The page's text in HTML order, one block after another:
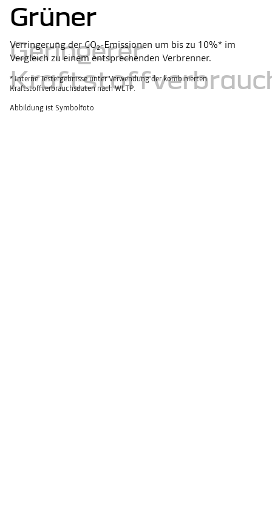
Grüner
Verringerung der CO₂-Emissionen um bis zu 10­%* im
Vergleich zu einem entsprechenden Verbrenner.
* Interne Testergebnisse unter Verwendung der kombinierten
Kraftstoffverbrauchsdaten nach WLTP.
Abbildung ist Symbolfoto
Geringerer